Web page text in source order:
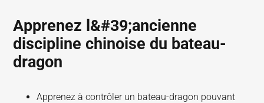
Apprenez l&#39;ancienne
discipline chinoise du bateau-
dragon
Apprenez à contrôler un bateau-dragon pouvant